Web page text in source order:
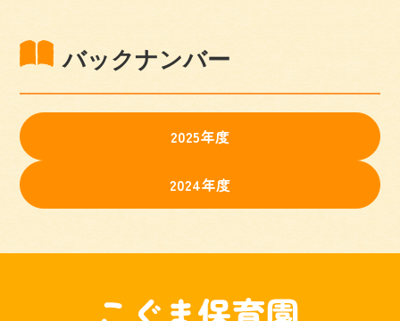
バックナンバー
2025年度
2024年度